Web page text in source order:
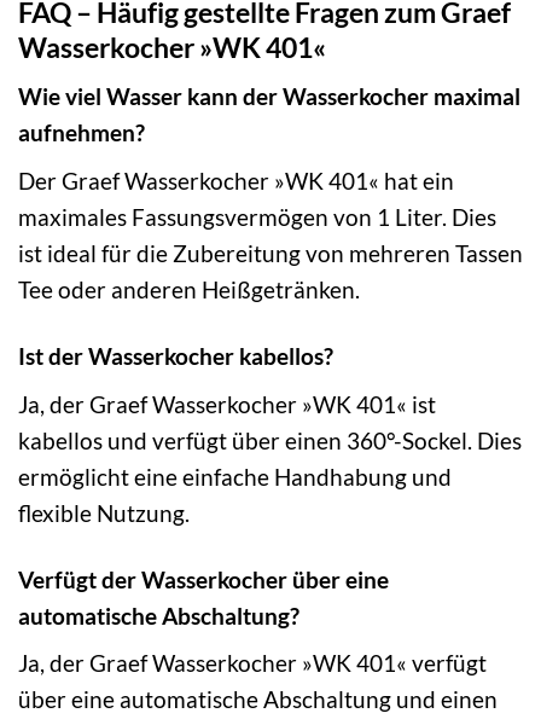
FAQ – Häufig gestellte Fragen zum Graef
Wasserkocher »WK 401«
Wie viel Wasser kann der Wasserkocher maximal
aufnehmen?
Der Graef Wasserkocher »WK 401« hat ein
maximales Fassungsvermögen von 1 Liter. Dies
ist ideal für die Zubereitung von mehreren Tassen
Tee oder anderen Heißgetränken.
Ist der Wasserkocher kabellos?
Ja, der Graef Wasserkocher »WK 401« ist
kabellos und verfügt über einen 360°-Sockel. Dies
ermöglicht eine einfache Handhabung und
flexible Nutzung.
Verfügt der Wasserkocher über eine
automatische Abschaltung?
Ja, der Graef Wasserkocher »WK 401« verfügt
über eine automatische Abschaltung und einen